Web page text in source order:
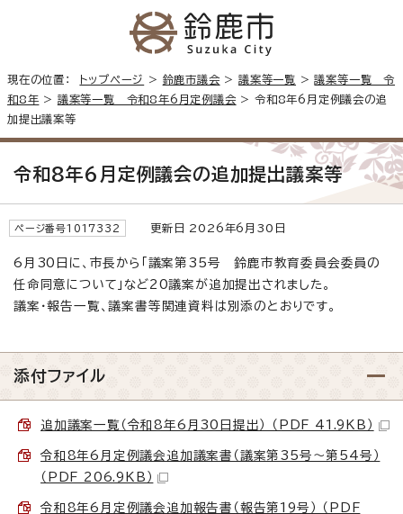
現在の位置： トップページ > 鈴鹿市議会 >議案等一覧 >議案等一覧 令
和8年 > 議案等一覧 令和8年6月定例議会 > 令和8年6月定例議会の追
加提出議案等
令和8年6月定例議会の追加提出議案等
ページ番号1017332 更新日 2026年6月30日
6月30日に、市長から「議案第35号 鈴鹿市教育委員会委員の
任命同意について」など20議案が追加提出されました。
議案・報告一覧、議案書等関連資料は別添のとおりです。
添付ファイル
追加議案一覧（令和8年6月30日提出） （PDF 41.9KB）
令和8年6月定例議会追加議案書（議案第35号～第54号）
（PDF 206.9KB）
令和8年6月定例議会追加報告書（報告第19号） （PDF